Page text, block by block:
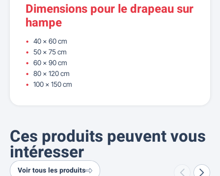
Dimensions pour le drapeau sur
hampe
40 x 60 cm
50 x 75 cm
60 x 90 cm
80 x 120 cm
100 x 150 cm
Ces produits peuvent vous
intéresser
Voir tous les produits